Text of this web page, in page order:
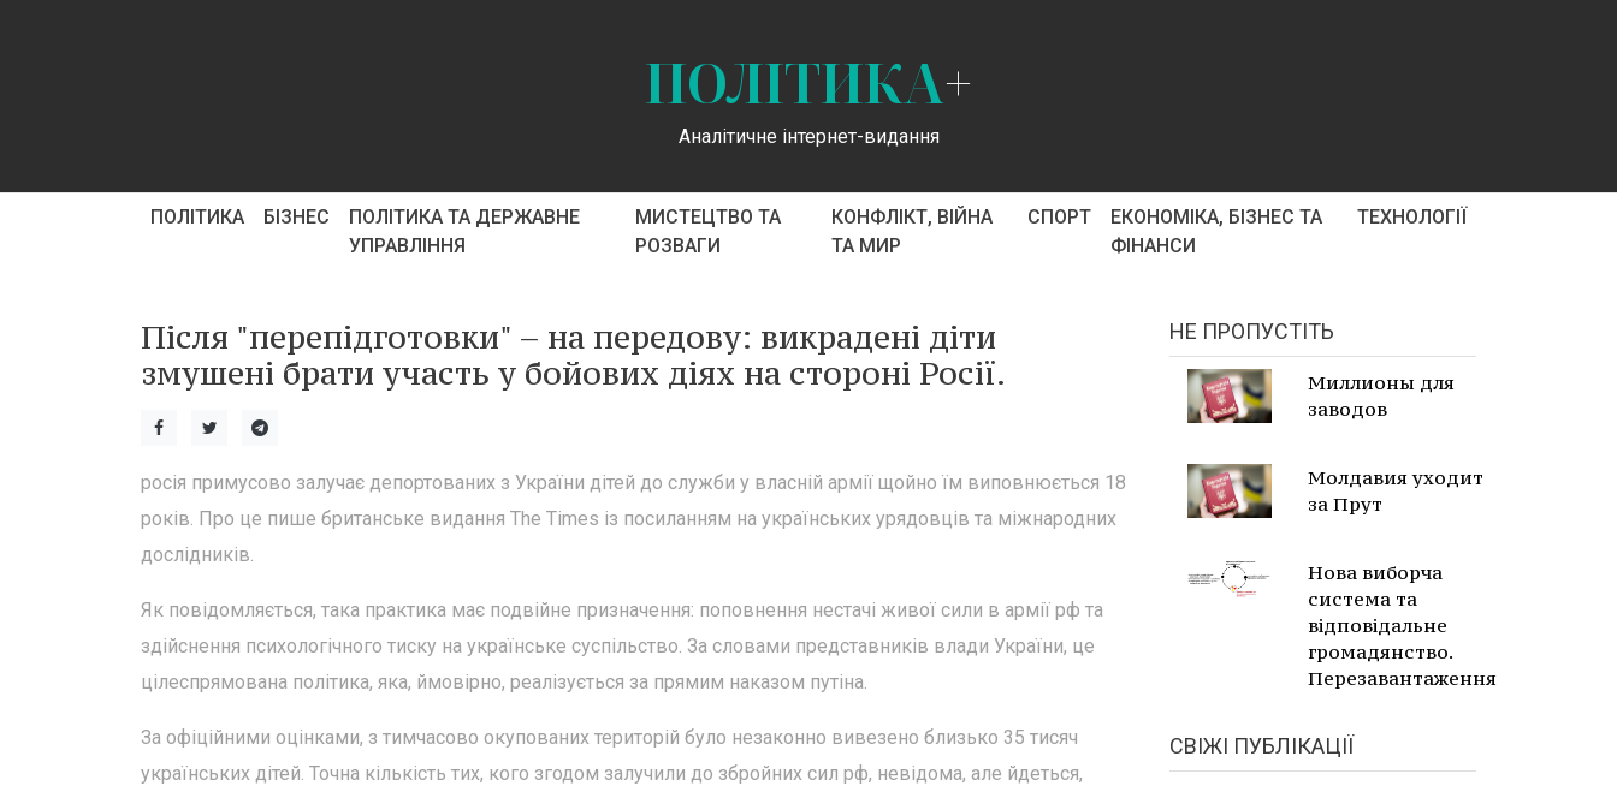
ПОЛІТИКА+
Аналітичне інтернет-видання
ПОЛІТИКА БІЗНЕС
ПОЛІТИКА ТА ДЕРЖАВНЕ
УПРАВЛІННЯ
МИСТЕЦТВО ТА
РОЗВАГИ
КОНФЛІКТ, ВІЙНА
ТА МИР
СПОРТ
ЕКОНОМІКА, БІЗНЕС ТА
ФІНАНСИ
ТЕХНОЛОГІЇ
Після "перепідготовки" – на передову: викрадені діти
змушені брати участь у бойових діях на стороні Росії.
росія примусово залучає депортованих з України дітей до служби у власній армії щойно їм виповнюється 18
років. Про це пише британське видання The Times із посиланням на українських урядовців та міжнародних
дослідників.
Як повідомляється, така практика має подвійне призначення: поповнення нестачі живої сили в армії рф та
здійснення психологічного тиску на українське суспільство. За словами представників влади України, це
цілеспрямована політика, яка, ймовірно, реалізується за прямим наказом путіна.
За офіційними оцінками, з тимчасово окупованих територій було незаконно вивезено близько 35 тисяч
українських дітей. Точна кількість тих, кого згодом залучили до збройних сил рф, невідома, але йдеться,
НЕ ПРОПУСТІТЬ
Миллионы для
заводов
Молдавия уходит
за Прут
Нова виборча
система та
відповідальне
громадянство.
Перезавантаження
СВІЖІ ПУБЛІКАЦІЇ